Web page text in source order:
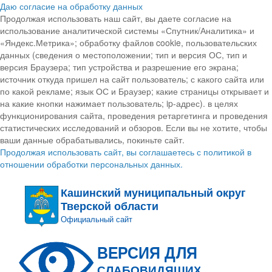
Даю согласие на обработку данных
Продолжая использовать наш сайт, вы даете согласие на
использование аналитической системы «Спутник/Аналитика» и
«Яндекс.Метрика»; обработку файлов cookie, пользовательских
данных (сведения о местоположении; тип и версия ОС, тип и
версия Браузера; тип устройства и разрешение его экрана;
источник откуда пришел на сайт пользователь; с какого сайта или
по какой рекламе; язык ОС и Браузер; какие страницы открывает и
на какие кнопки нажимает пользователь; ip-адрес). в целях
функционирования сайта, проведения ретаргетинга и проведения
статистических исследований и обзоров. Если вы не хотите, чтобы
ваши данные обрабатывались, покиньте сайт.
Продолжая использовать сайт, вы соглашаетесь с политикой в
отношении обработки персональных данных.